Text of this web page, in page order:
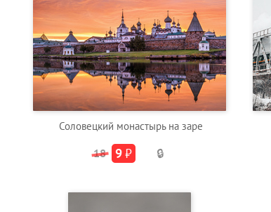
Соловецкий монастырь на заре
18 9₽ 🔒